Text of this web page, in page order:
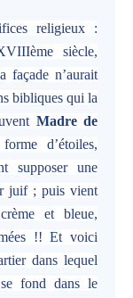
religieux :
siècle,
façade n’aurait
bibliques qui la
Madre de
d’étoiles,
supposer une
juif ; puis vient
et bleue,
!! Et voici
dans lequel
fond dans le